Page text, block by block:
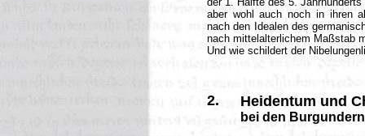
aber wohl auch noch in ihren
nach den Idealen des
nach mittelalterlichem Maßstab
Und wie schildert der
2. Heidentum und
bei den